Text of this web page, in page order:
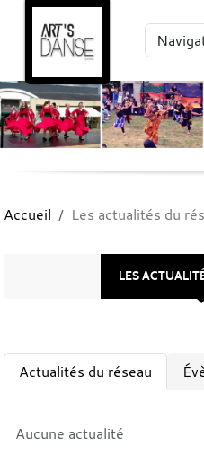
Accueil Les actualités du
LES
Actualités du réseau
Aucune actualité
Panneau de gestion des cookies